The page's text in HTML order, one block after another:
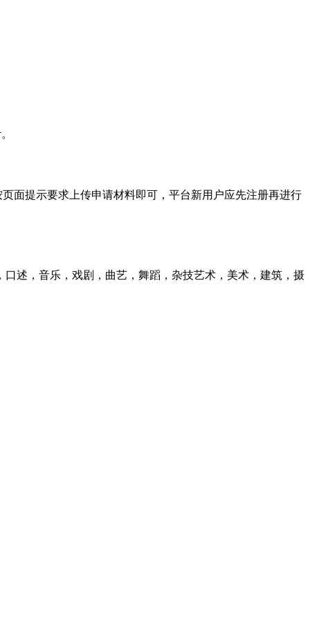
面提示要求上传申请材料即可，平台新用户应先注册再进行
述，音乐，戏剧，曲艺，舞蹈，杂技艺术，美术，建筑，摄